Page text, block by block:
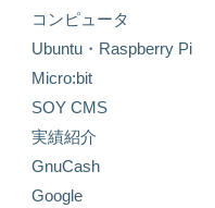
コンピュータ
Ubuntu・Raspberry Pi
Micro:bit
SOY CMS
実績紹介
GnuCash
Google